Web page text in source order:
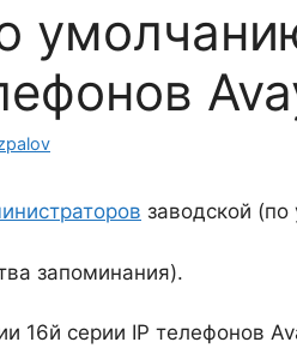
заводской
запоминания).
16й серии IP телефонов